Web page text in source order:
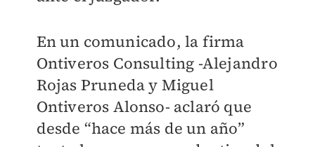
En un comunicado, la firma
Ontiveros Consulting -Alejandro
Rojas Pruneda y Miguel
Ontiveros Alonso- aclaró que
desde “hace más de un año”